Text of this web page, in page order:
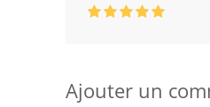
Ajouter un